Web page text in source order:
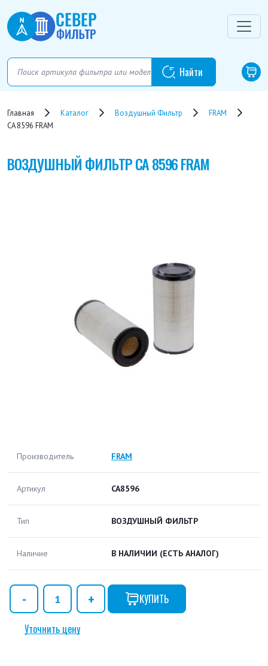
Главная Каталог Воздушный Фильтр
FRAM
CA 8596 FRAM
ВОЗДУШНЫЙ ФИЛЬТРCA 8596 FRAM
Производитель FRAM
Артикул CA8596
Тип ВОЗДУШНЫЙ ФИЛЬТР
Наличие В НАЛИЧИИ (ЕСТЬ АНАЛОГ)
КУПИТЬ
Уточнить цену